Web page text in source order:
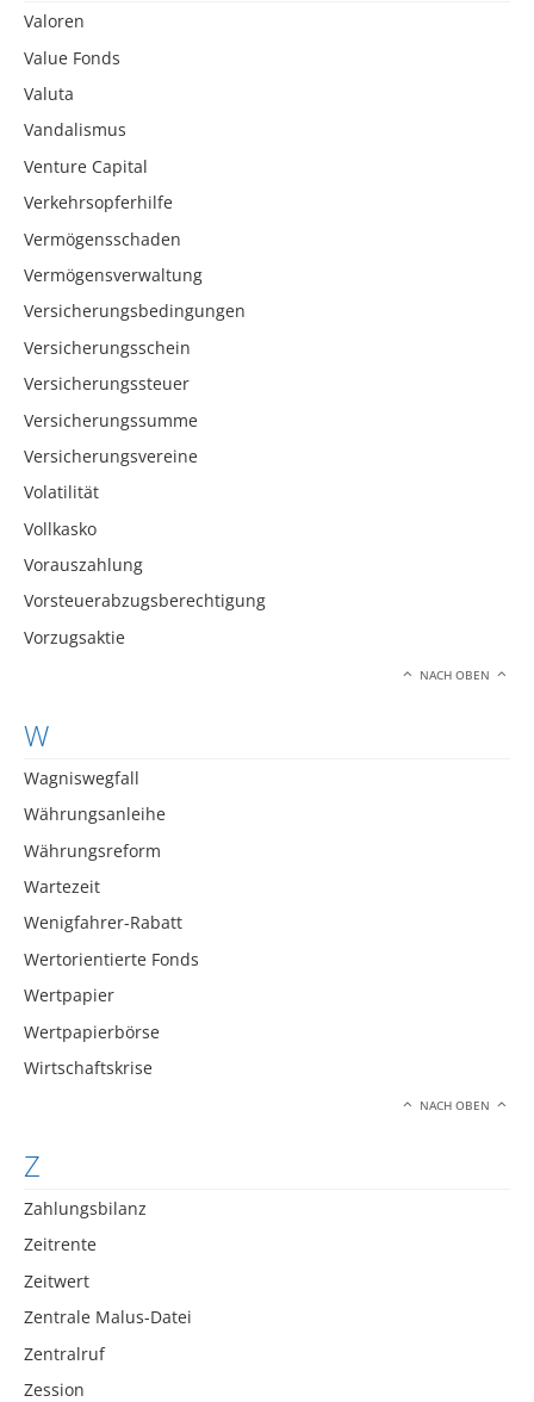
Valoren
Value Fonds
Valuta
Vandalismus
Venture Capital
Verkehrsopferhilfe
Vermögensschaden
Vermögensverwaltung
Versicherungsbedingungen
Versicherungsschein
Versicherungssteuer
Versicherungssumme
Versicherungsvereine
Volatilität
Vollkasko
Vorauszahlung
Vorsteuerabzugsberechtigung
Vorzugsaktie
NACH OBEN
W
Wagniswegfall
Währungsanleihe
Währungsreform
Wartezeit
Wenigfahrer-Rabatt
Wertorientierte Fonds
Wertpapier
Wertpapierbörse
Wirtschaftskrise
NACH OBEN
Z
Zahlungsbilanz
Zeitrente
Zeitwert
Zentrale Malus-Datei
Zentralruf
Zession